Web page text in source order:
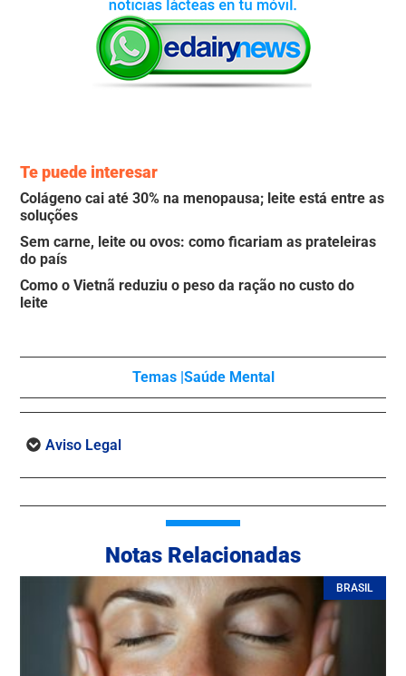
Te puede interesar
Colágeno cai até 30% na menopausa; leite está entre as
soluções
Sem carne, leite ou ovos: como ficariam as prateleiras
do país
Como o Vietnã reduziu o peso da ração no custo do
leite
Temas |Saúde Mental
Aviso Legal
Notas Relacionadas
BRASIL